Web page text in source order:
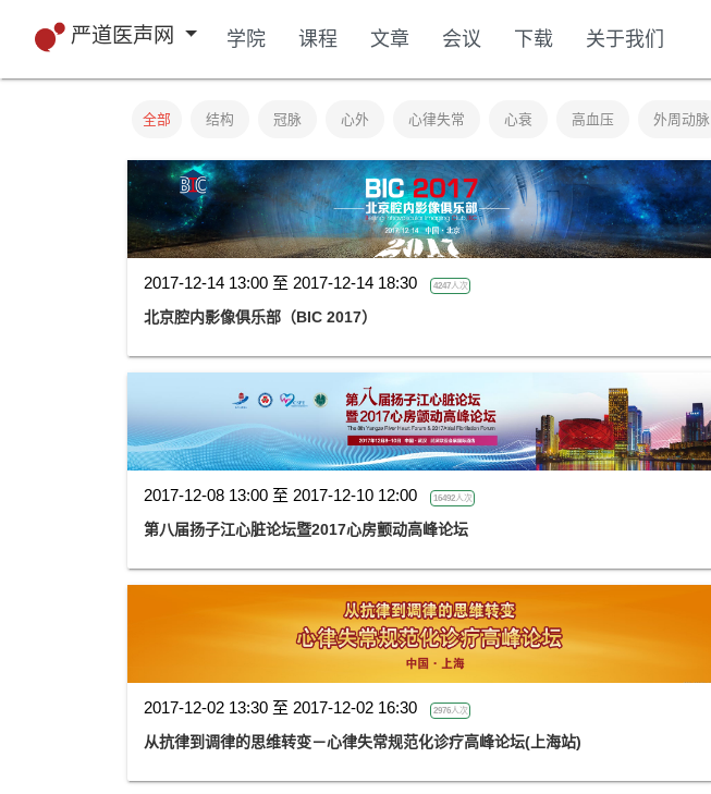
严道医声网 学院 课程 文章 会议 下载 关于我们
全部 结构 冠脉 心外 心律失常 心衰 高血压 外周动脉
2017-12-14 13:00 至 2017-12-14 18:30 4247人次
北京腔内影像俱乐部（BIC 2017）
2017-12-08 13:00 至 2017-12-10 12:00 16492人次
第八届扬子江心脏论坛暨2017心房颤动高峰论坛
2017-12-02 13:30 至 2017-12-02 16:30 2976人次
从抗律到调律的思维转变－心律失常规范化诊疗高峰论坛(上海站)